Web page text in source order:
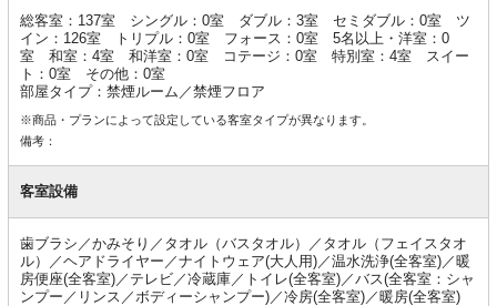
総客室：137室 シングル：0室 ダブル：3室 セミダブル：0室 ツ
イン：126室 トリプル：0室 フォース：0室 5名以上・洋室：0
室 和室：4室 和洋室：0室 コテージ：0室 特別室：4室 スイー
ト：0室 その他：0室
部屋タイプ：禁煙ルーム／禁煙フロア
※商品・プランによって設定している客室タイプが異なります。
備考：
客室設備
歯ブラシ／かみそり／タオル（バスタオル）／タオル（フェイスタオ
ル）／ヘアドライヤー／ナイトウェア(大人用)／温水洗浄(全客室)／暖
房便座(全客室)／テレビ／冷蔵庫／トイレ(全客室)／バス(全客室：シャ
ンプー／リンス／ボディーシャンプー)／冷房(全客室)／暖房(全客室)